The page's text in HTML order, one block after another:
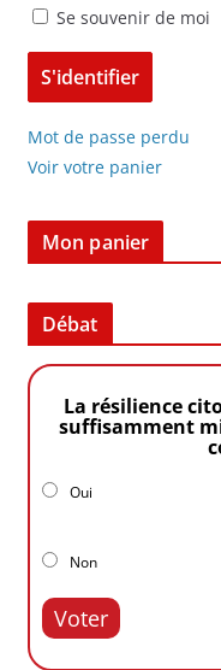
Se souvenir de moi
Mot de passe perdu
Voir votre panier
Mon panier
Débat
La résilience
suffisamment
Oui
Non
Voter